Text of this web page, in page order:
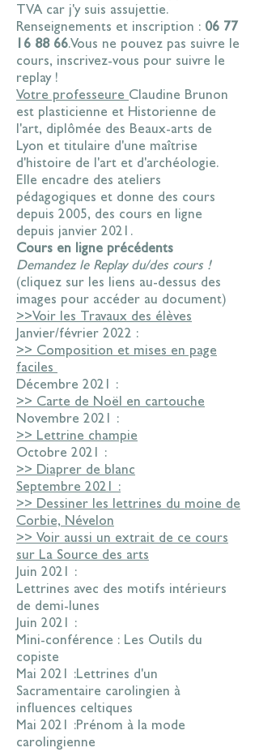
TVA car j'y suis assujettie.
Renseignements et inscription : 06 77
16 88 66.Vous ne pouvez pas suivre le
cours, inscrivez-vous pour suivre le
replay !
Votre professeure Claudine Brunon
est plasticienne et Historienne de
l'art, diplômée des Beaux-arts de
Lyon et titulaire d'une maîtrise
d'histoire de l'art et d'archéologie.
Elle encadre des ateliers
pédagogiques et donne des cours
depuis 2005, des cours en ligne
depuis janvier 2021.
Cours en ligne précédents
Demandez le Replay du/des cours !
(cliquez sur les liens au-dessus des
images pour accéder au document)
>>Voir les Travaux des élèves
Janvier/février 2022 :
>> Composition et mises en page
faciles
Décembre 2021 :
>> Carte de Noël en cartouche
Novembre 2021 :
>> Lettrine champie
Octobre 2021 :
>> Diaprer de blanc
Septembre 2021 :
>> Dessiner les lettrines du moine de
Corbie, Névelon
>> Voir aussi un extrait de ce cours
sur La Source des arts
Juin 2021 :
Lettrines avec des motifs intérieurs
de demi-lunes
Juin 2021 :
Mini-conférence : Les Outils du
copiste
Mai 2021 :Lettrines d'un
Sacramentaire carolingien à
influences celtiques
Mai 2021 :Prénom à la mode
carolingienne